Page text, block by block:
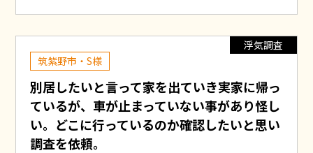
浮気調査
筑紫野市・S様
別居したいと言って家を出ていき実家に帰っ
ているが、車が止まっていない事があり怪し
い。どこに行っているのか確認したいと思い
調査を依頼。